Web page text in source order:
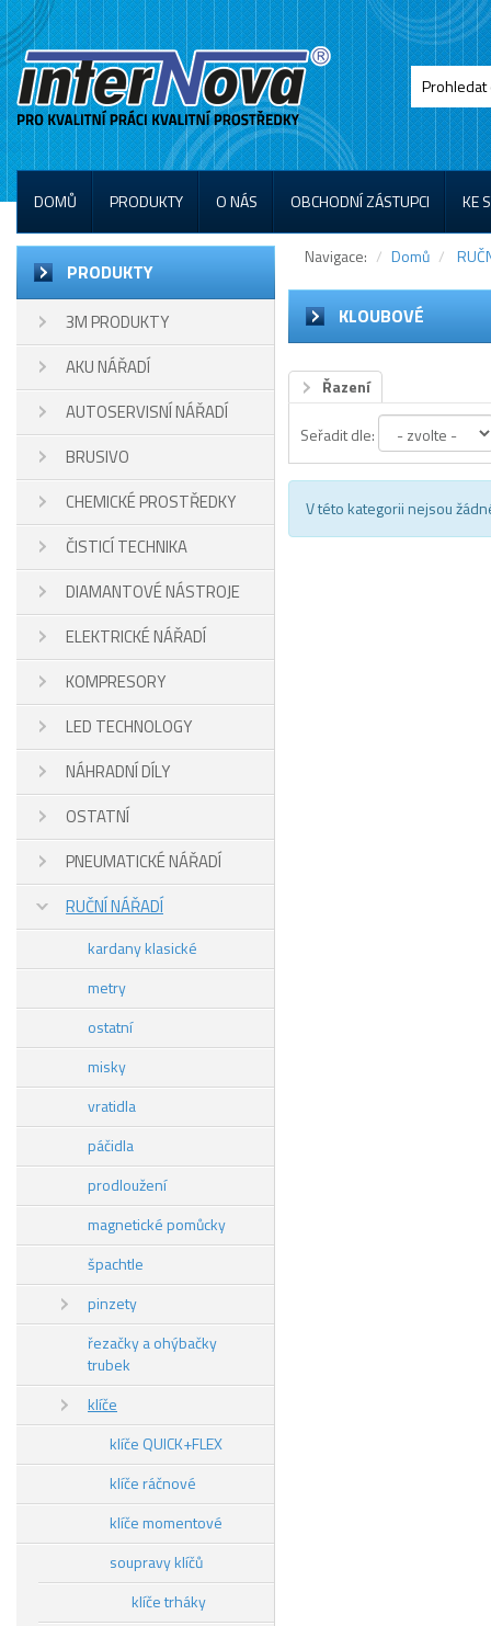
DOMŮ PRODUKTY O NÁS OBCHODNÍ ZÁSTUPCI KE
PRODUKTY
3M PRODUKTY
AKU NÁŘADÍ
AUTOSERVISNÍ NÁŘADÍ
BRUSIVO
CHEMICKÉ PROSTŘEDKY
ČISTICÍ TECHNIKA
DIAMANTOVÉ NÁSTROJE
ELEKTRICKÉ NÁŘADÍ
KOMPRESORY
LED TECHNOLOGY
NÁHRADNÍ DÍLY
OSTATNÍ
PNEUMATICKÉ NÁŘADÍ
RUČNÍ NÁŘADÍ
kardany klasické
metry
ostatní
misky
vratidla
páčidla
prodloužení
magnetické pomůcky
špachtle
pinzety
řezačky a ohýbačky
trubek
klíče
klíče QUICK+FLEX
klíče ráčnové
klíče momentové
soupravy klíčů
klíče trháky
Navigace: Domů
KLOUBOVÉ
Řazení
Seřadit dle:
V této kategorii nejsou